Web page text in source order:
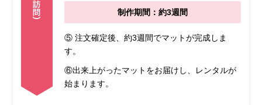
制作期間：約3週間
⑤ 注文確定後、約3週間でマットが完成しま
す。
⑥出来上がったマットをお届けし、レンタルが
始まります。